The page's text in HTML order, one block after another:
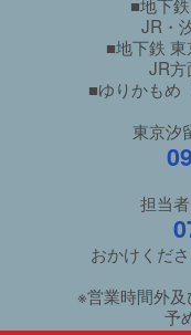
JR・
■地下鉄 東
JR方
■ゆりかもめ
東京汐
担当
おかけくだ
※営業時間外
予